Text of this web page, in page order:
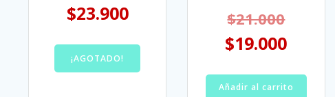
$23.900
¡AGOTADO!
$21.000
$19.000
Añadir al carrito